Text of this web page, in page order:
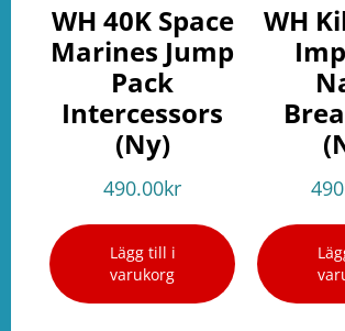
WH 40K Space
Marines Jump
Pack
Intercessors
(Ny)
490.00kr
Lägg till i
varukorg
WH